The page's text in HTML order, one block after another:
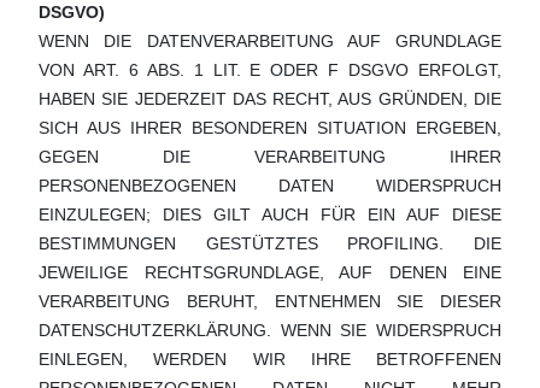
DSGVO)
WENN DIE DATENVERARBEITUNG AUF GRUNDLAGE
VON ART. 6 ABS. 1 LIT. E ODER F DSGVO ERFOLGT,
HABEN SIE JEDERZEIT DAS RECHT, AUS GRÜNDEN, DIE
SICH AUS IHRER BESONDEREN SITUATION ERGEBEN,
GEGEN DIE VERARBEITUNG IHRER
PERSONENBEZOGENEN DATEN WIDERSPRUCH
EINZULEGEN; DIES GILT AUCH FÜR EIN AUF DIESE
BESTIMMUNGEN GESTÜTZTES PROFILING. DIE
JEWEILIGE RECHTSGRUNDLAGE, AUF DENEN EINE
VERARBEITUNG BERUHT, ENTNEHMEN SIE DIESER
DATENSCHUTZERKLÄRUNG. WENN SIE WIDERSPRUCH
EINLEGEN, WERDEN WIR IHRE BETROFFENEN